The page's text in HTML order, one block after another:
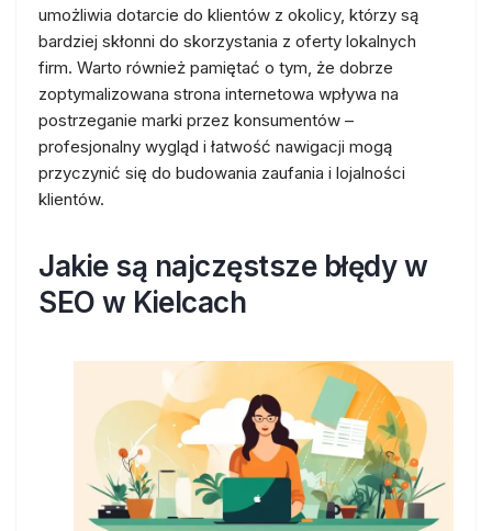
umożliwia dotarcie do klientów z okolicy, którzy są
bardziej skłonni do skorzystania z oferty lokalnych
firm. Warto również pamiętać o tym, że dobrze
zoptymalizowana strona internetowa wpływa na
postrzeganie marki przez konsumentów –
profesjonalny wygląd i łatwość nawigacji mogą
przyczynić się do budowania zaufania i lojalności
klientów.
Jakie są najczęstsze błędy w
SEO w Kielcach